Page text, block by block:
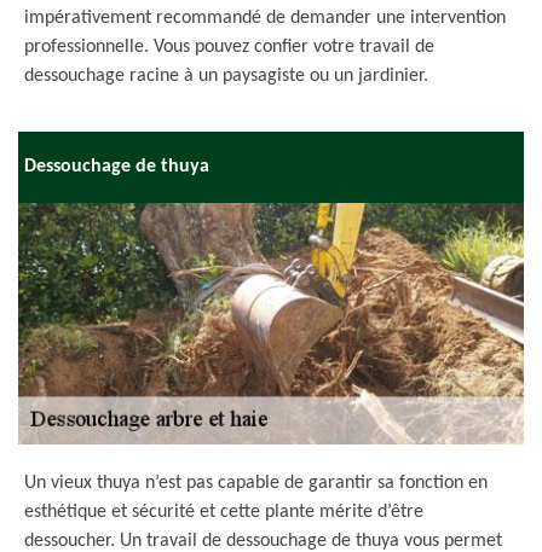
impérativement recommandé de demander une intervention
professionnelle. Vous pouvez confier votre travail de
dessouchage racine à un paysagiste ou un jardinier.
Dessouchage de thuya
Un vieux thuya n’est pas capable de garantir sa fonction en
esthétique et sécurité et cette plante mérite d’être
dessoucher. Un travail de dessouchage de thuya vous permet